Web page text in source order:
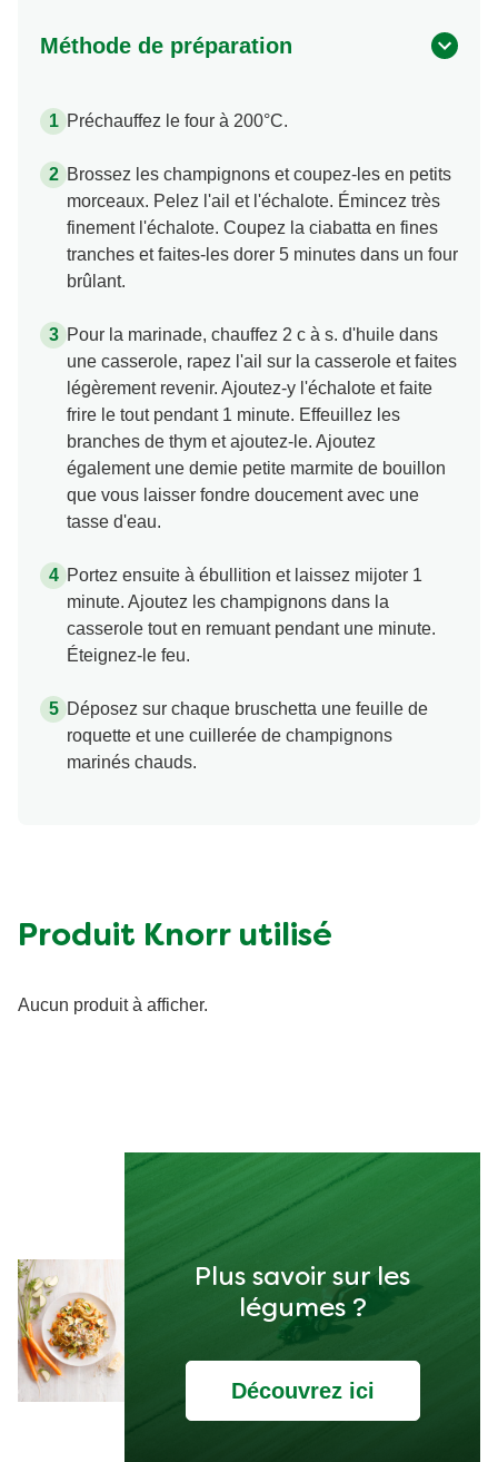
Méthode de préparation
Préchauffez le four à 200°C.
Brossez les champignons et coupez-les en petits
morceaux. Pelez l'ail et l'échalote. Émincez très
finement l'échalote. Coupez la ciabatta en fines
tranches et faites-les dorer 5 minutes dans un four
brûlant.
Pour la marinade, chauffez 2 c à s. d'huile dans
une casserole, rapez l'ail sur la casserole et faites
légèrement revenir. Ajoutez-y l'échalote et faite
frire le tout pendant 1 minute. Effeuillez les
branches de thym et ajoutez-le. Ajoutez
également une demie petite marmite de bouillon
que vous laisser fondre doucement avec une
tasse d'eau.
Portez ensuite à ébullition et laissez mijoter 1
minute. Ajoutez les champignons dans la
casserole tout en remuant pendant une minute.
Éteignez-le feu.
Déposez sur chaque bruschetta une feuille de
roquette et une cuillerée de champignons
marinés chauds.
Produit Knorr utilisé
Aucun produit à afficher.
Plus savoir sur les
légumes ?
Découvrez ici